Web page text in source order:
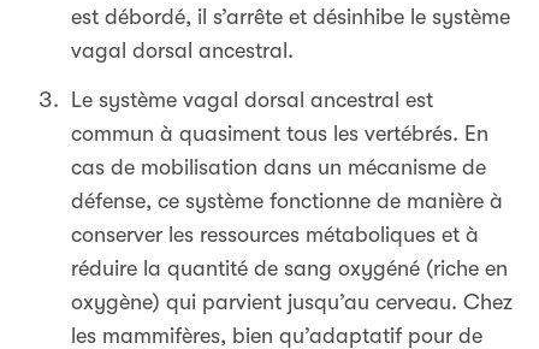
est débordé, il s’arrête et désinhibe le système
vagal dorsal ancestral.
Le système vagal dorsal ancestral est
commun à quasiment tous les vertébrés. En
cas de mobilisation dans un mécanisme de
défense, ce système fonctionne de manière à
conserver les ressources métaboliques et à
réduire la quantité de sang oxygéné (riche en
oxygène) qui parvient jusqu’au cerveau. Chez
les mammifères, bien qu’adaptatif pour de